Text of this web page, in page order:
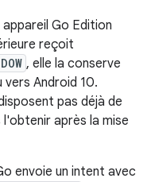
Go Edition
reçoit
, elle la conserve
vers Android 10.
pas déjà de
après la mise
envoie un intent avec